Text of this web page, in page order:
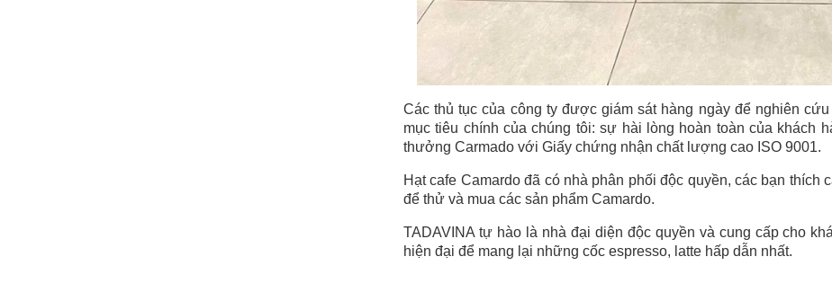
Các thủ tục của công ty được giám sát hàng ngày để nghiên
mục tiêu chính của chúng tôi: sự hài lòng hoàn toàn của khách
thưởng Carmado với Giấy chứng nhận chất lượng cao ISO 9001.
Hạt cafe Camardo đã có nhà phân phối độc quyền, các bạn thích
để thử và mua các sản phẩm Camardo.
TADAVINA tự hào là nhà đại diện độc quyền và cung cấp cho
hiện đại để mang lại những cốc espresso, latte hấp dẫn nhất.